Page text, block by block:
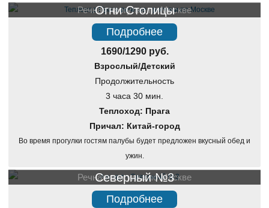
Речная прогулка по Москве
Огни Столицы
Подробнее
1690/1290 руб.
Взрослый/Детский
Продолжительность
3 часа 30 мин.
Теплоход: Прага
Причал: Китай-город
Во время прогулки гостям палубы будет предложен вкусный обед и
ужин.
Речная прогулка по Москве
Северный №3
Подробнее